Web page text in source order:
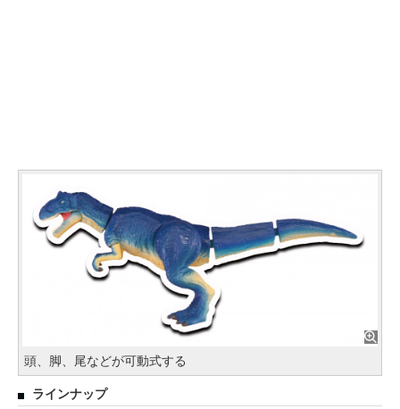
頭、脚、尾などが可動式する
ラインナップ